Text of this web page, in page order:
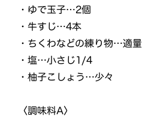
・ゆで玉子…2個
・牛すじ…4本
・ちくわなどの練り物…適量
・塩…小さじ1/4
・柚子こしょう…少々
〈調味料A〉